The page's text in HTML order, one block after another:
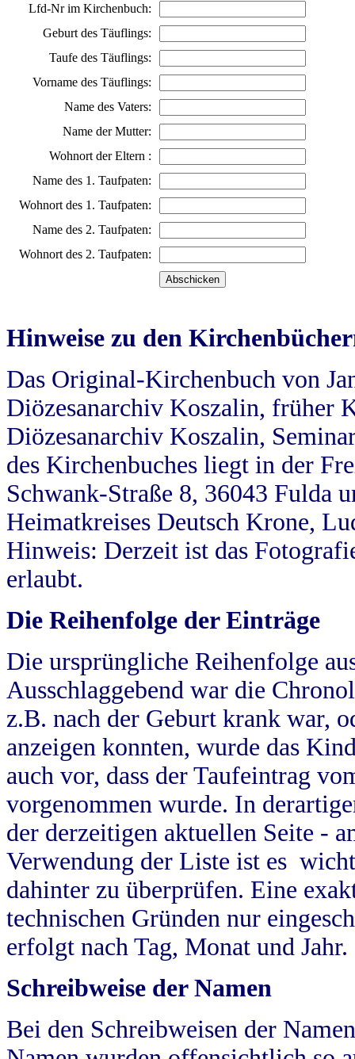
Lfd-Nr im Kirchenbuch:
Geburt des Täuflings:
Taufe des Täuflings:
Vorname des Täuflings:
Name des Vaters:
Name der Mutter:
Wohnort der Eltern :
Name des 1. Taufpaten:
Wohnort des 1. Taufpaten:
Name des 2. Taufpaten:
Wohnort des 2. Taufpaten:
Hinweise zu den
Das Original-Kirchenbuch von
Diözesanarchiv Koszalin, früher
Diözesanarchiv Koszalin,
des Kirchenbuches liegt in der
Schwank-Straße 8, 36043 Fulda
Heimatkreises Deutsch Krone,
Hinweis: Derzeit ist das
erlaubt.
Die Reihenfolge der Einträge
Die ursprüngliche Reihenfolge
Ausschlaggebend war die
z.B. nach der Geburt krank war,
anzeigen konnten, wurde das
auch vor, dass der Taufeintrag
vorgenommen wurde. In
der derzeitigen aktuellen Seite -
Verwendung der Liste ist es
dahinter zu überprüfen. Eine
technischen Gründen nur
erfolgt nach Tag, Monat und Jahr.
Schreibweise der Namen
Bei den Schreibweisen der